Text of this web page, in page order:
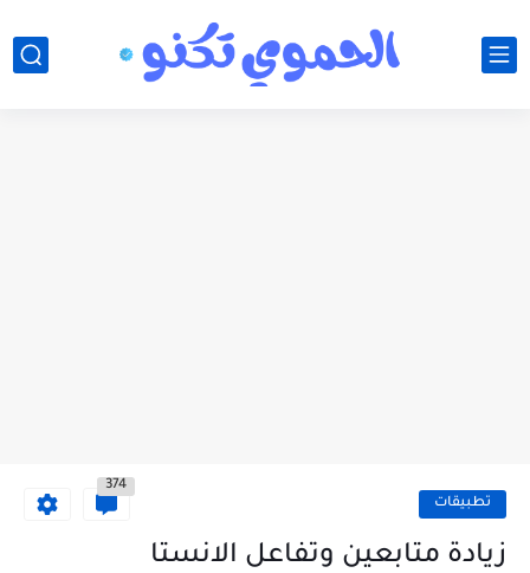
تطبيقات
374
زيادة متابعين وتفاعل الانستا